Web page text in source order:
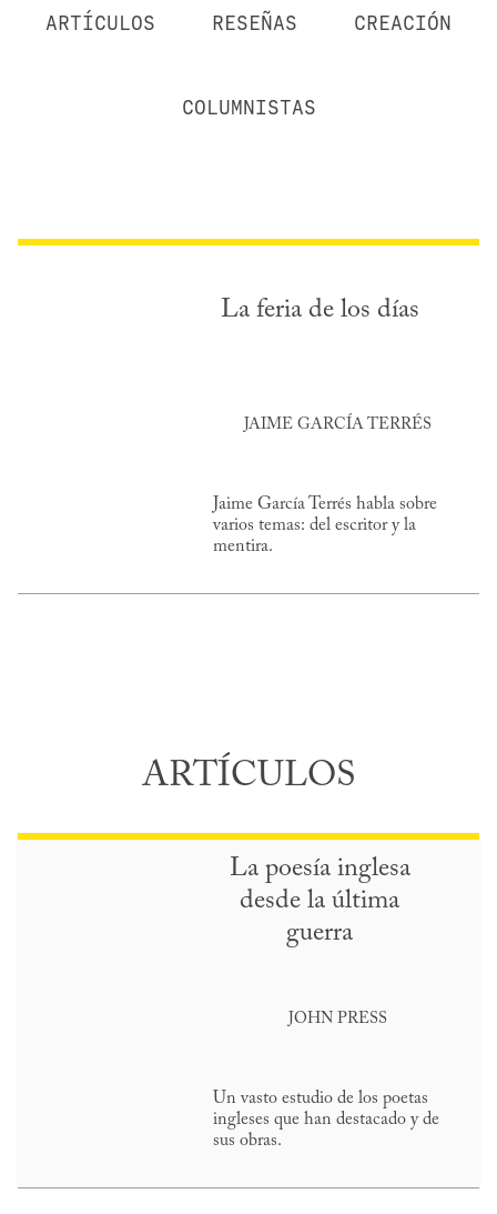
ARTÍCULOS RESEÑAS CREACIÓN
COLUMNISTAS
La feria de los días
JAIME GARCÍA TERRÉS
Jaime García Terrés habla sobre
varios temas: del escritor y la
mentira.
ARTÍCULOS
La poesía inglesa
desde la última
guerra
JOHN PRESS
Un vasto estudio de los poetas
ingleses que han destacado y de
sus obras.